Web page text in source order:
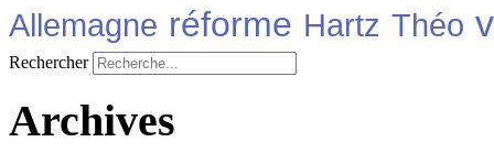
Allemagne réforme Hartz Théo
Rechercher
Archives